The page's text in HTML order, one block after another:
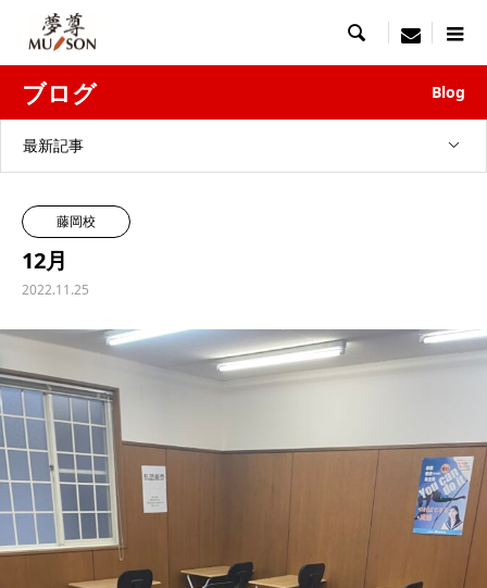
 menu
ブログ Blog
最新記事
藤岡校
12月
2022.11.25